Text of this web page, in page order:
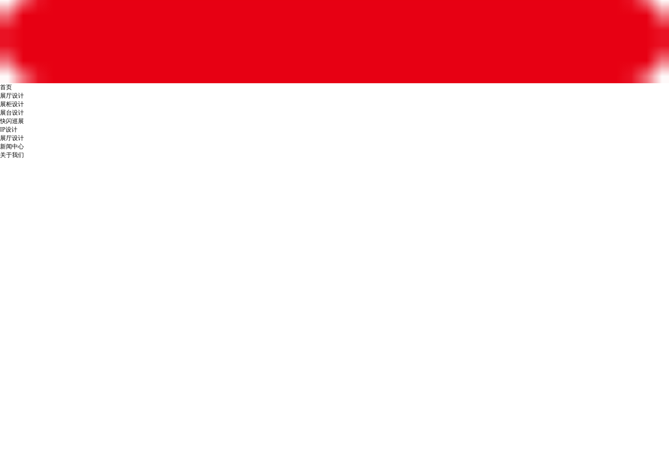
首页
展厅设计
展柜设计
展台设计
快闪巡展
IP设计
展厅设计
新闻中心
关于我们